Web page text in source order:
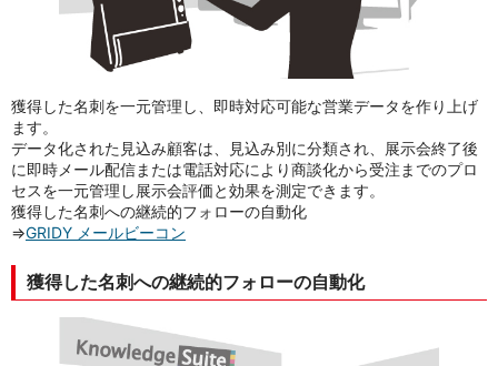
獲得した名刺を一元管理し、即時対応可能な営業データを作り上げ
ます。
データ化された見込み顧客は、見込み別に分類され、展示会終了後
に即時メール配信または電話対応により商談化から受注までのプロ
セスを一元管理し展示会評価と効果を測定できます。
獲得した名刺への継続的フォローの自動化
⇒GRIDY メールビーコン
獲得した名刺への継続的フォローの自動化